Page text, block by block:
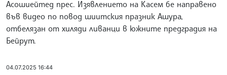
Асошиейтед прес. Изявлението на Касем бе направено
във видео по повод шиитския празник Ашура,
отбелязан от хиляди ливанци в южните предградия на
Бейрут.
04.07.2025 16:44